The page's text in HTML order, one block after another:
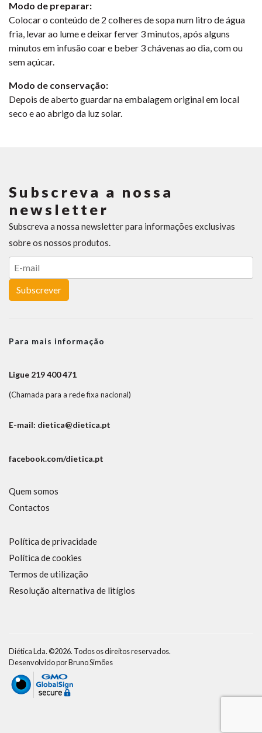
Modo de preparar:
Colocar o conteúdo de 2 colheres de sopa num litro de água
fria, levar ao lume e deixar ferver 3 minutos, após alguns
minutos em infusão coar e beber 3 chávenas ao dia, com ou
sem açúcar.
Modo de conservação:
Depois de aberto guardar na embalagem original em local
seco e ao abrigo da luz solar.
Subscreva a nossa
newsletter
Subscreva a nossa newsletter para informações exclusivas
sobre os nossos produtos.
Subscrever
Para mais informação
Ligue 219 400 471
(Chamada para a rede fixa nacional)
E-mail: dietica@dietica.pt
facebook.com/dietica.pt
Quem somos
Contactos
Política de privacidade
Política de cookies
Termos de utilização
Resolução alternativa de litígios
Diética Lda. ©2026. Todos os direitos reservados.
Desenvolvido porBruno Simões